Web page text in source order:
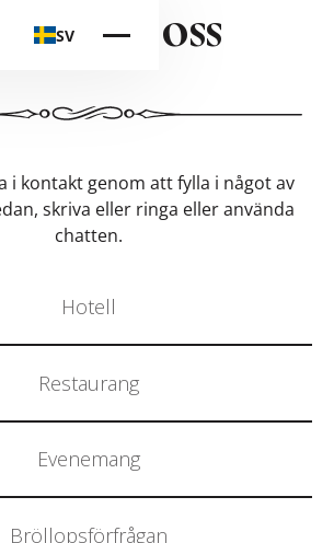
SV oss
i kontakt genom att fylla i något av
skriva eller ringa eller använda
chatten.
Hotell
Restaurang
Evenemang
Bröllopsförfrågan